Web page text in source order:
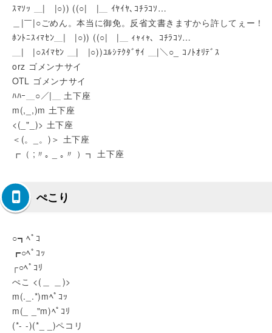
ｽﾏｿｯ ＿|￣|○)) ((○|￣|＿ ｲﾔｲﾔ､ｺﾁﾗｺｿ…
＿|￣|○ごめん。本当に御免。反省文書きますから許してぇー！
ﾎﾝﾄﾆｽｨﾏｾﾝ＿|￣|○)) ((○|￣|＿ ｨｬｨｬ、ｺﾁﾗｺｿ…
＿|￣|○ｽｲﾏｾﾝ ＿|￣|○))ﾕﾙｼﾃｸﾀﾞｻｲ ＿|＼○_ ｺﾉﾄｵﾘﾃﾞｽ
orz ゴメンナサイ
OTL ゴメンナサイ
ﾊﾊｰ＿○／|＿ 土下座
m(,_,)m 土下座
<(_"_)> 土下座
＜(。_。)＞ 土下座
┏（ ;〃｡ _ ｡〃 ）┓ 土下座
ぺこり
○┓ﾍﾟｺ
┏○ﾍﾟｺｯ
┌○ﾍﾟｺﾘ
ぺこ <(＿ ＿)>
m(._.*)mﾍﾟｺｯ
m(_ _"m)ﾍﾟｺﾘ
(*- -)(*_ _)ペコリ